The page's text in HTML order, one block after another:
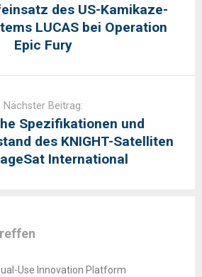
des US-Kamikaze-
LUCAS bei Operation
Epic Fury
Nächster Beitrag:
Spezifikationen und
des KNIGHT-Satelliten
International
Use Innovation Platform